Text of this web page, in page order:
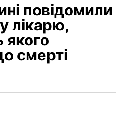
повідомили
лікарю,
якого
смерті